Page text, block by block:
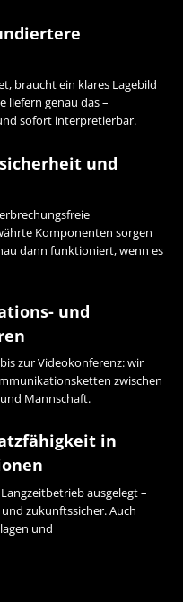
braucht ein klares Lagebild
liefern genau das –
sofort interpretierbar.
und
Komponenten sorgen
dann funktioniert, wenn es
und
zur Videokonferenz: wir
zwischen
Mannschaft.
in
ausgelegt –
zukunftssicher. Auch
und